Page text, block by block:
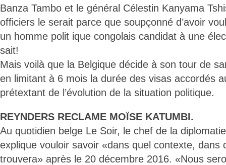
Banza Tambo et le général Célestin Kanyama
officiers le serait parce que soupçonné d’avoir
un homme polit ique congolais candidat à une
sait!
Mais voilà que la Belgique décide à son tour de
en limitant à 6 mois la durée des visas accordés
prétextant de l’évolution de la situation politique.
REYNDERS RECLAME MOÏSE KATUMBI.
Au quotidien belge Le Soir, le chef de la
explique vouloir savoir «dans quel contexte, dans
trouvera» après le 20 décembre 2016. «Nous